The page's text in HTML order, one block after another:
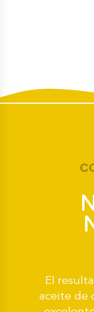
El
aceite de